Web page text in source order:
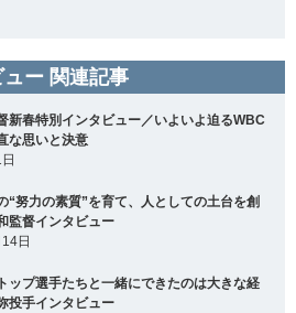
ー 関連記事
新春特別インタビュー／いよいよ迫るWBC
な思いと決意
“努力の素質”を育て、人としての土台を創
監督インタビュー
日
ップ選手たちと一緒にできたのは大きな経
投手インタビュー